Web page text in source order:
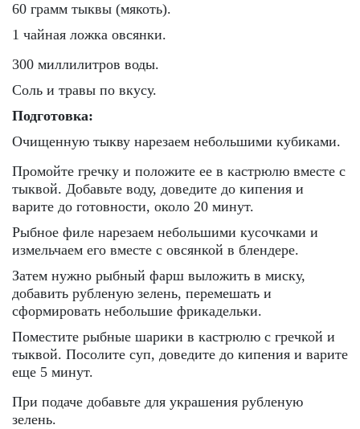
60 грамм тыквы (мякоть).
1 чайная ложка овсянки.
300 миллилитров воды.
Соль и травы по вкусу.
Подготовка:
Очищенную тыкву нарезаем небольшими кубиками.
Промойте гречку и положите ее в кастрюлю вместе с
тыквой. Добавьте воду, доведите до кипения и
варите до готовности, около 20 минут.
Рыбное филе нарезаем небольшими кусочками и
измельчаем его вместе с овсянкой в блендере.
Затем нужно рыбный фарш выложить в миску,
добавить рубленую зелень, перемешать и
сформировать небольшие фрикадельки.
Поместите рыбные шарики в кастрюлю с гречкой и
тыквой. Посолите суп, доведите до кипения и варите
еще 5 минут.
При подаче добавьте для украшения рубленую
зелень.